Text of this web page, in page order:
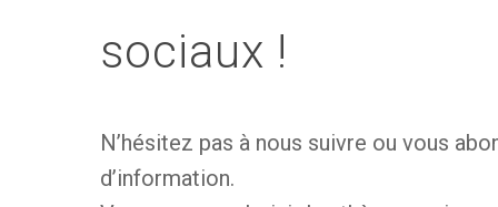
sociaux !
N’hésitez pas à nous suivre ou vous
d’information.